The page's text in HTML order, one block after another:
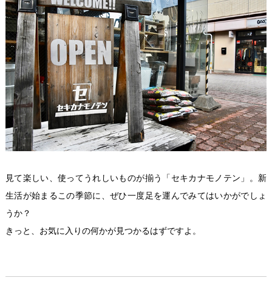
見て楽しい、使ってうれしいものが揃う「セキカナモノテン」。新
生活が始まるこの季節に、ぜひ一度足を運んでみてはいかがでしょ
うか？
きっと、お気に入りの何かが見つかるはずですよ。